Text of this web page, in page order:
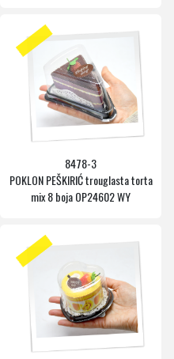
8478-3
POKLON PEŠKIRIĆ trouglasta torta
mix 8 boja OP24602 WY